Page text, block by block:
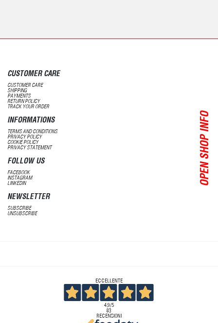
OPEN SHOP INFO
CUSTOMER CARE
CUSTOMER CARE
SHIPPING
PAYMENTS
RETURN POLICY
TRACK YOUR ORDER
INFORMATIONS
TERMS AND CONDITIONS
PRIVACY POLICY
COOKIE POLICY
PRIVACY STATEMENT
FOLLOW US
FACEBOOK
INSTAGRAM
LINKEDIN
NEWSLETTER
SUBSCRIBE
UNSUBSCRIBE
ECCELLENTE
4,9/5
83
RECENSIONI